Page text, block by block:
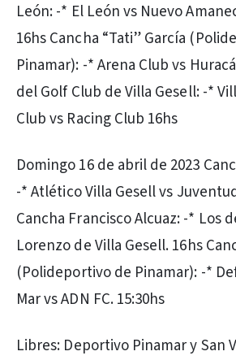
León: -* El León vs Nuevo
16hs Cancha “Tati” García
Pinamar): -* Arena Club vs
del Golf Club de Villa Gesell: -*
Club vs Racing Club 16hs
Domingo 16 de abril de 2023
-* Atlético Villa Gesell vs
Cancha Francisco Alcuaz: -* Los
Lorenzo de Villa Gesell. 16hs
(Polideportivo de Pinamar): -*
Mar vs ADN FC. 15:30hs
Libres: Deportivo Pinamar y San